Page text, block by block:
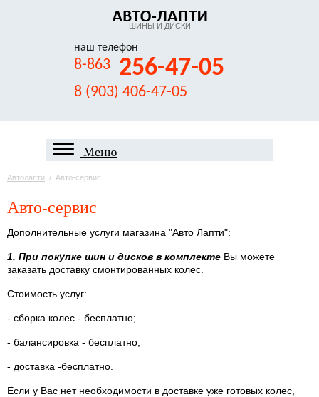
ШИНЫ И ДИСКИ
наш телефон
8-863 256-47-05
8 (903) 406-47-05
Меню
Автолапти / Авто-сервис
Авто-сервис
Дополнительные услуги магазина "Авто Лапти":
1. При покупке шин и дисков в комплекте Вы можете
заказать доставку смонтированных колес.
Стоимость услуг:
- сборка колес - бесплатно;
- балансировка - бесплатно;
- доставка -бесплатно.
Если у Вас нет необходимости в доставке уже готовых колес,